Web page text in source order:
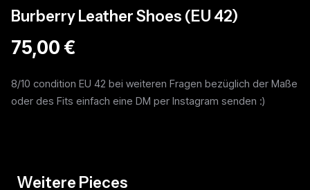
Burberry Leather Shoes (EU 42)
75,00 €
8/10 condition EU 42 bei weiteren Fragen bezüglich der Maße
oder des Fits einfach eine DM per Instagram senden :)
Weitere Pieces